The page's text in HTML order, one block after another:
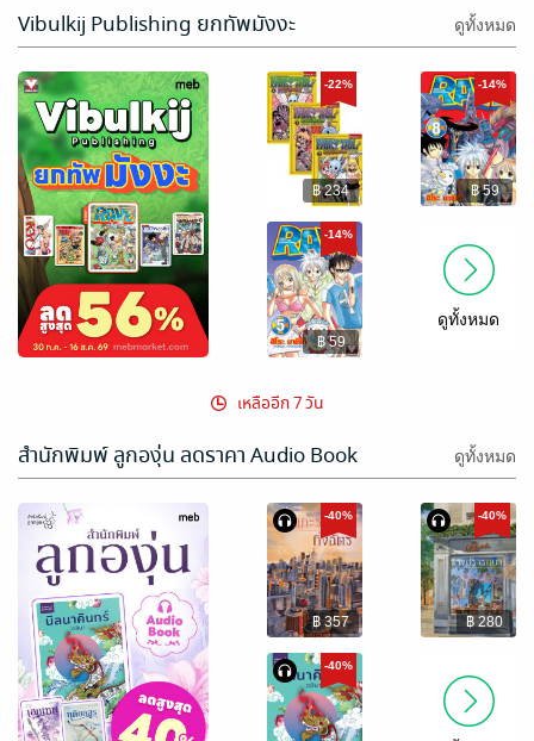
Vibulkij Publishing ยกทัพมังงะ ดูทั้งหมด
-22%
฿ 234
-14%
฿ 59
-14%
฿ 59
ดูทั้งหมด
เหลืออีก 7 วัน
สำนักพิมพ์ ลูกองุ่น ลดราคา Audio Book ดูทั้งหมด
-40%
฿ 357
-40%
฿ 280
-40%